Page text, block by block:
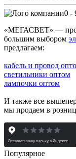
0 -
«МЕГАСВЕТ» —
большим выбором
предлагаем:
кабель и провод
светильники оптом
лампочки оптом
И также все
мы продаем в
Популярное